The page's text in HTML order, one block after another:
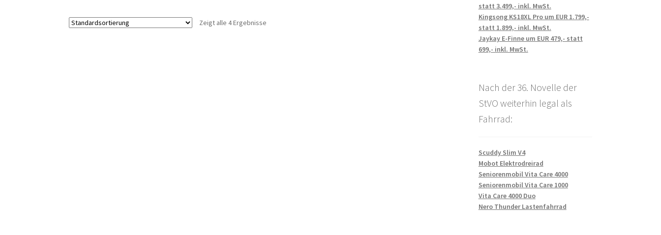
Zeigt alle 4 Ergebnisse
statt 3.499,- inkl. MwSt.
Kingsong KS18XL Pro um EUR 1.799,-
statt 1.899,- inkl. MwSt.
Jaykay E-Finne um EUR 479,- statt
699,- inkl. MwSt.
Nach der 36. Novelle der
StVO weiterhin legal als
Fahrrad:
Scuddy Slim V4
Mobot Elektrodreirad
Seniorenmobil Vita Care 4000
Seniorenmobil Vita Care 1000
Vita Care 4000 Duo
Nero Thunder Lastenfahrrad